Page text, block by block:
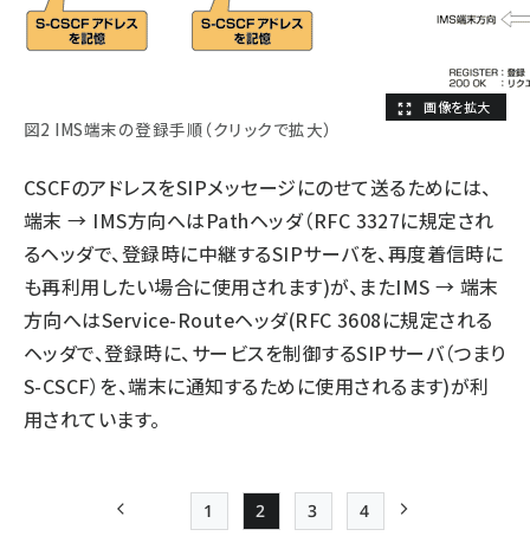
図2 IMS端末の登録手順（クリックで拡大）
CSCFのアドレスをSIPメッセージにのせて送るためには、
端末 → IMS方向へはPathヘッダ（RFC 3327に規定され
るヘッダで、登録時に中継するSIPサーバを、再度着信時に
も再利用したい場合に使用されます)が、またIMS → 端末
方向へはService-Routeヘッダ(RFC 3608に規定される
ヘッダで、登録時に、サービスを制御するSIPサーバ（つまり
S-CSCF）を、端末に通知するために使用されるます)が利
用されています。
前ページ Page
1
Page
2
Page
3
Page
4